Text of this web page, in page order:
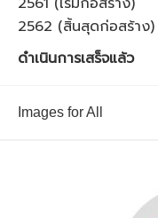
2562 (สิ้นสุดก่อสร้าง)
ดำเนินการเสร็จแล้ว
Images for All